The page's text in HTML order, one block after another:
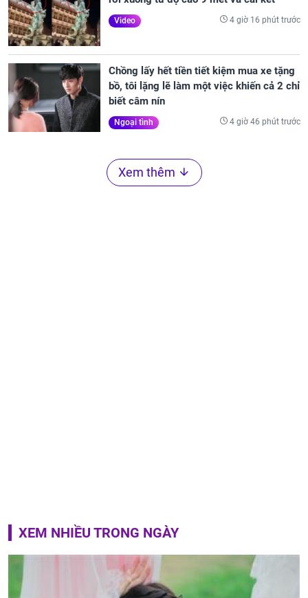
Video 4 giờ 16 phút trước
Chồng lấy hết tiền tiết kiệm mua xe tặng
bồ, tôi lặng lẽ làm một việc khiến cả 2 chỉ
biết câm nín
Ngoại tình 4 giờ 46 phút trước
Xem thêm
XEM NHIỀU TRONG NGÀY